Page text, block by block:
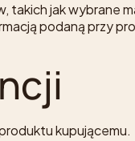
jak wybrane
podaną przy
kupującemu.